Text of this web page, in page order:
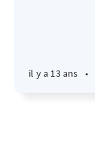
il y a 13 ans •